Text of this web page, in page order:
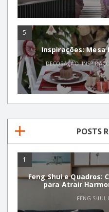
5
Inspirações:
DECORAÇÃO,
POSTS
1
Feng Shui e Quadros:
para Atrair
FENG SHUI,